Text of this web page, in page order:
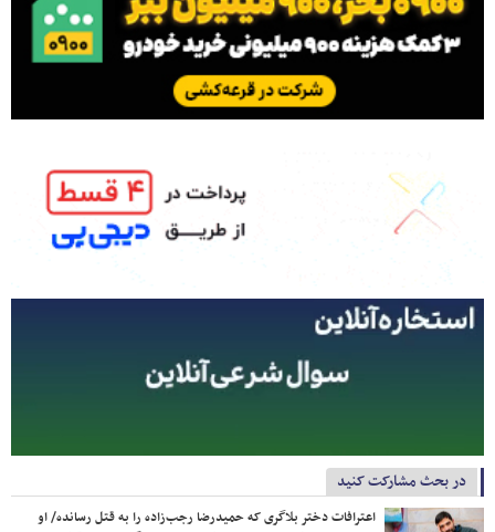
در بحث مشارکت کنید
اعترافات دختر بلاگری که حمیدرضا رجب‌زاده را به قتل رسانده/ او